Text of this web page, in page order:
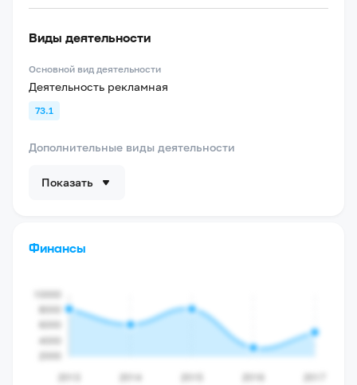
Виды деятельности
Основной вид деятельности
Деятельность рекламная
73.1
Дополнительные виды деятельности
Показать
Финансы